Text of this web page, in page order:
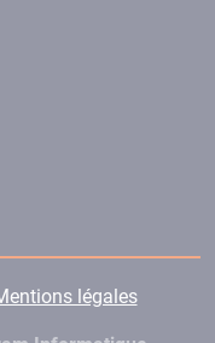
légales